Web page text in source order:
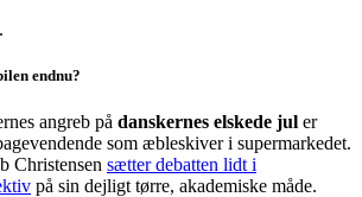
endnu?
angreb på danskernes elskede jul er
som æbleskiver i supermarkedet.
Christensen sætter debatten lidt i
på sin dejligt tørre, akademiske måde.